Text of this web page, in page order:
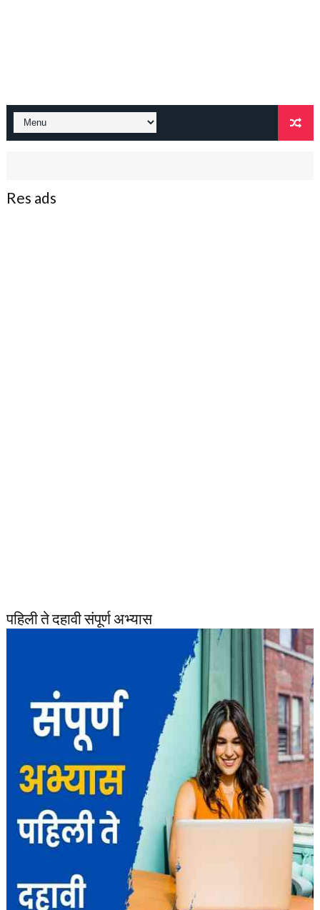
Res ads
पहिली ते दहावी संपूर्ण अभ्यास